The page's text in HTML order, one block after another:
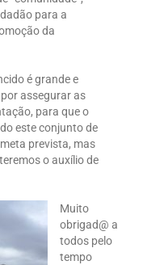
para a
da
é grande e
assegurar as
para que o
este conjunto de
prevista, mas
o auxílio de
Muito
obrigad@ a
todos pelo
tempo